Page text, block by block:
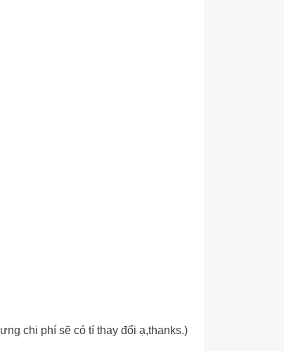
chi phí sẽ có tí thay đổi ạ,thanks.)